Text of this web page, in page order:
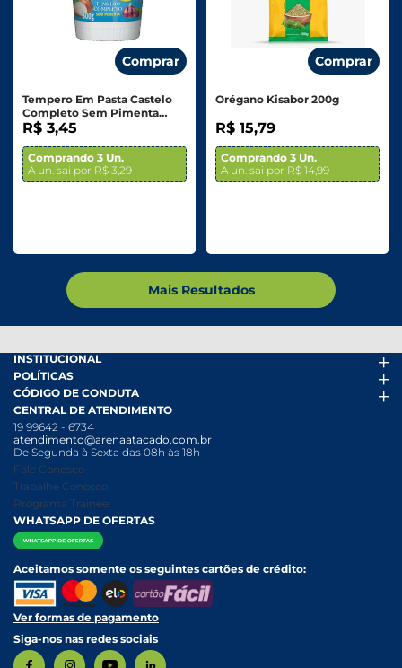
Comprar
Tempero Em Pasta Castelo
Completo Sem Pimenta
300g
R$ 3,45
Comprando 3 Un.
A un. sai por R$ 3,29
Comprar
Orégano Kisabor 200g
R$ 15,79
Comprando 3 Un.
A un. sai por R$ 14,99
Mais Resultados
INSTITUCIONAL
Arena Mais
Fácil Pra Pagar
Ofertas
Folheto
Nossas Lojas
Nossa História
Relatório Transparência Salarial
POLÍTICAS
Termos de uso
Política de Trocas e Devoluções
Política de Privacidade
Política Anticorrupção
Política de entrega e Retirada
Política de Pagamento
CÓDIGO DE CONDUTA
Código de conduta PDF
Canal de Denúncias
Canal de Denúncias da Mulher
CENTRAL DE ATENDIMENTO
19 99642 - 6734
atendimento@arenaatacado.com.br
De Segunda à Sexta das 08h às 18h
Fale Conosco
Trabalhe Conosco
Programa Trainee
WHATSAPP DE OFERTAS
Aceitamos somente os seguintes cartões de crédito:
Ver formas de pagamento
Siga-nos nas redes sociais